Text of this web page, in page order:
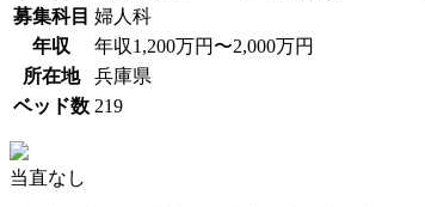
募集科目 婦人科
年収
年収1,200万円〜2,000万円
所在地
兵庫県
ベッド数 219
当直なし